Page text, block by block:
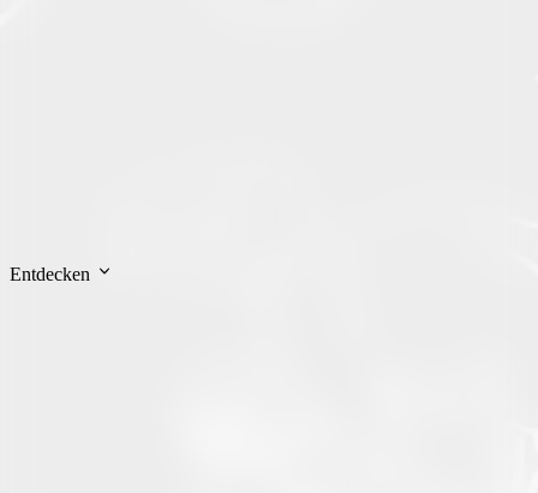
Entdecken